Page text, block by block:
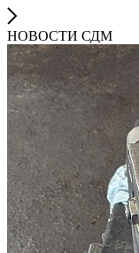
НОВОСТИ СДМ